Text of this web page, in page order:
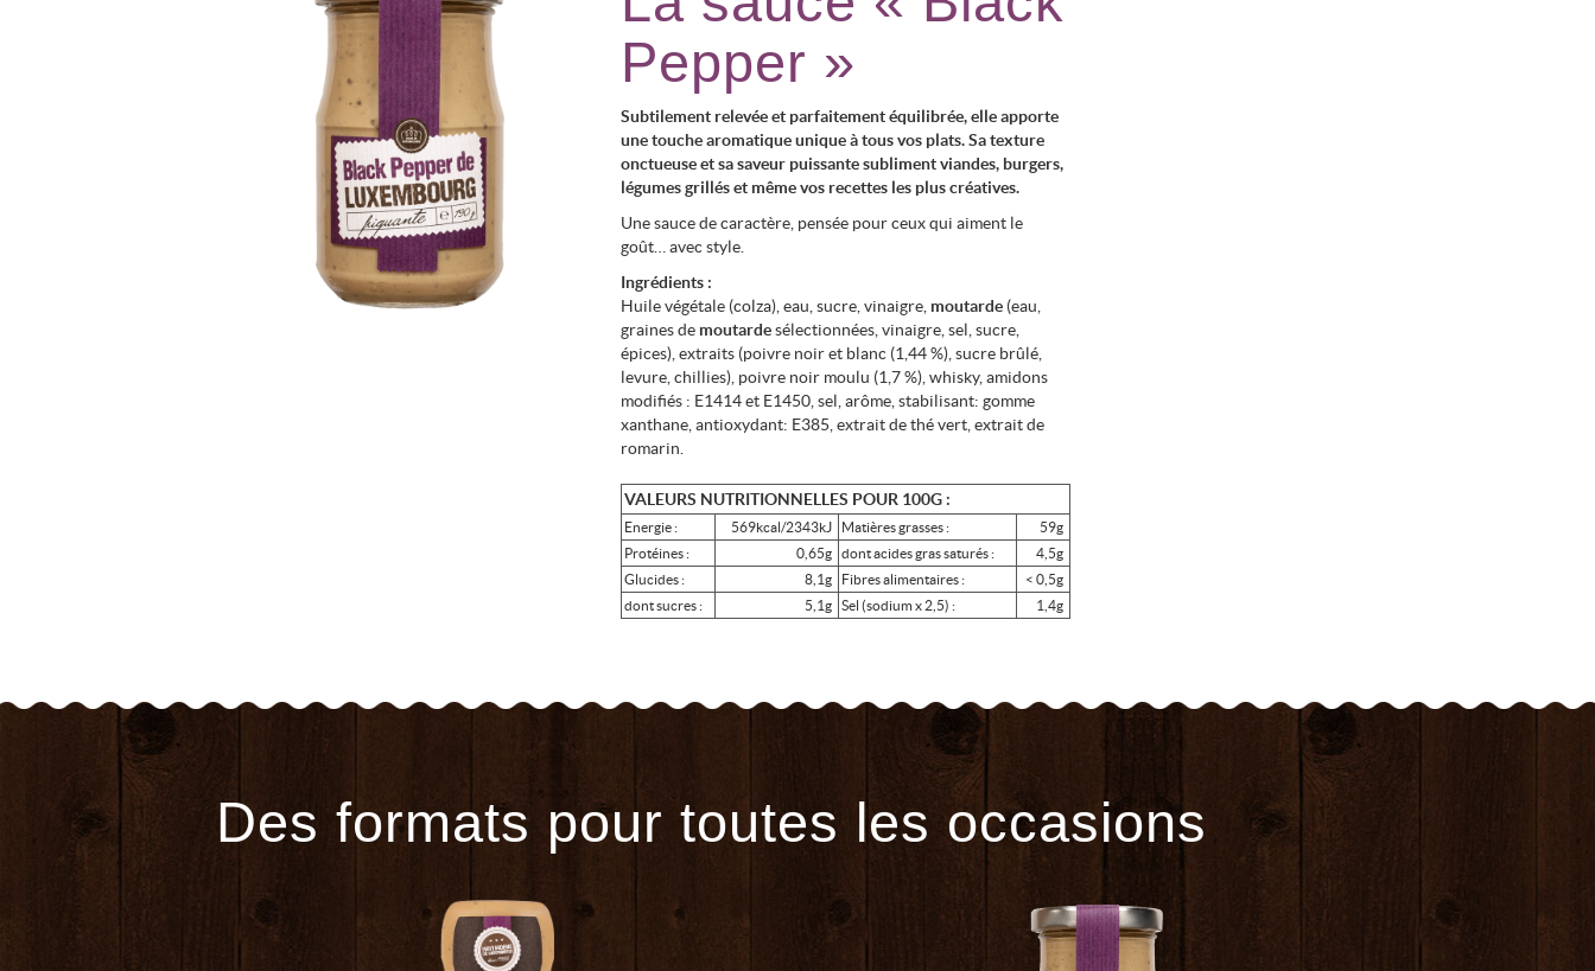
Pepper »
Subtilement relevée et parfaitement équilibrée, elle apporte
une touche aromatique unique à tous vos plats. Sa texture
onctueuse et sa saveur puissante subliment viandes, burgers,
légumes grillés et même vos recettes les plus créatives.
Une sauce de caractère, pensée pour ceux qui aiment le
goût… avec style.
Ingrédients :
Huile végétale (colza), eau, sucre, vinaigre, moutarde (eau,
graines de moutardesélectionnées, vinaigre, sel, sucre,
épices), extraits (poivre noir et blanc (1,44 %), sucre brûlé,
levure, chillies), poivre noir moulu (1,7 %), whisky, amidons
modifiés : E1414 et E1450, sel, arôme, stabilisant: gomme
xanthane, antioxydant: E385, extrait de thé vert, extrait de
romarin.
VALEURS NUTRITIONNELLES POUR 100G :
Energie : 569kcal/2343kJ Matières grasses :
59g
Protéines :
0,65g dont acides gras saturés :
4,5g
Glucides :
8,1g Fibres alimentaires :
< 0,5g
dont sucres :
5,1g Sel (sodium x 2,5) : 1,4g
Des formats pour toutes les occasions